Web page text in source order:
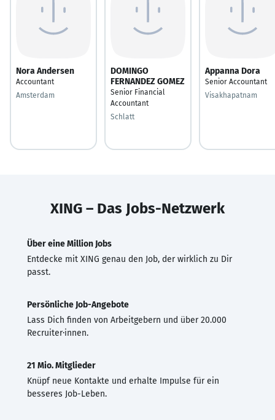
Nora Andersen
Accountant
Amsterdam
DOMINGO
FERNANDEZ GOMEZ
Senior Financial
Accountant
Schlatt
Appanna Dora
Senior Accountant
Visakhapatnam
XING – Das Jobs-Netzwerk
Über eine Million Jobs
Entdecke mit XING genau den Job, der wirklich zu Dir
passt.
Persönliche Job-Angebote
Lass Dich finden von Arbeitgebern und über 20.000
Recruiter·innen.
21 Mio. Mitglieder
Knüpf neue Kontakte und erhalte Impulse für ein
besseres Job-Leben.